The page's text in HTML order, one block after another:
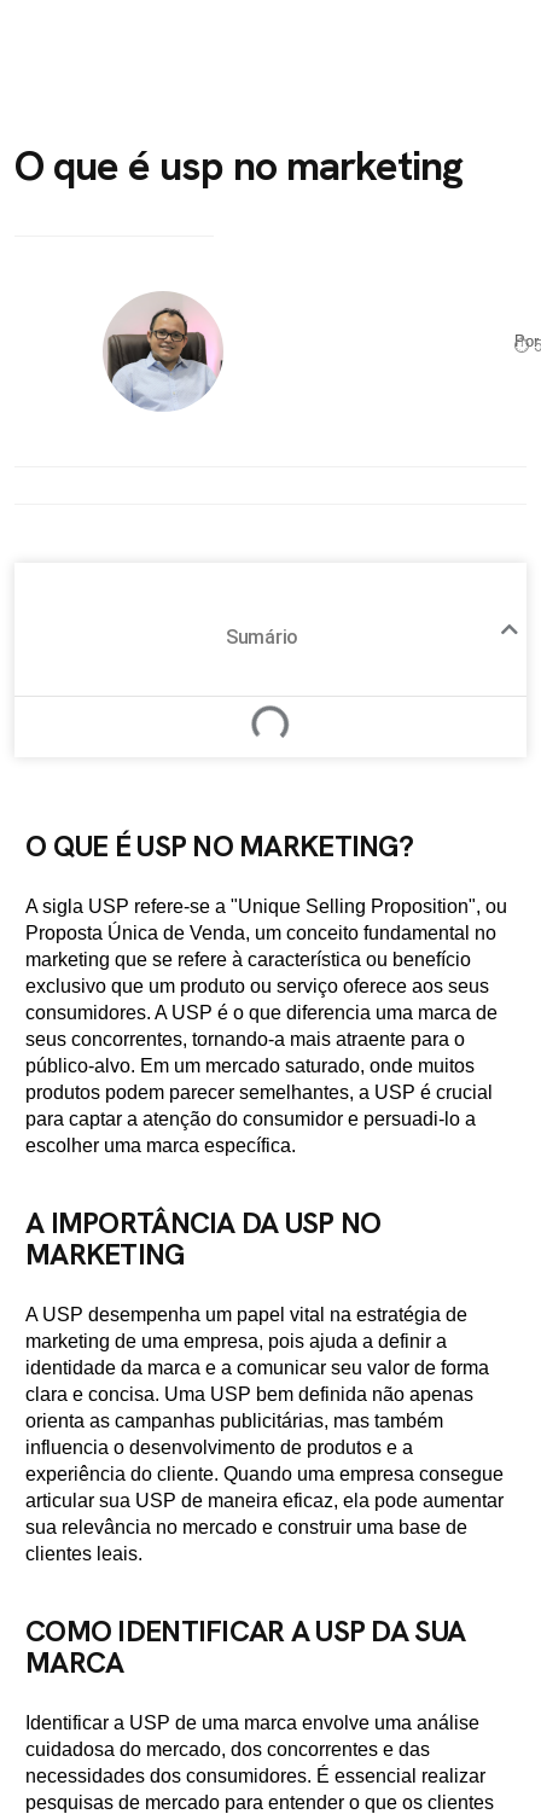
O que é usp no marketing
⏱
Sumário
O QUE É USP NO MARKETING?
A sigla USP refere-se a "Unique Selling Proposition", ou
Proposta Única de Venda, um conceito fundamental no
marketing que se refere à característica ou benefício
exclusivo que um produto ou serviço oferece aos seus
consumidores. A USP é o que diferencia uma marca de
seus concorrentes, tornando-a mais atraente para o
público-alvo. Em um mercado saturado, onde muitos
produtos podem parecer semelhantes, a USP é crucial
para captar a atenção do consumidor e persuadi-lo a
escolher uma marca específica.
A IMPORTÂNCIA DA USP NO
MARKETING
A USP desempenha um papel vital na estratégia de
marketing de uma empresa, pois ajuda a definir a
identidade da marca e a comunicar seu valor de forma
clara e concisa. Uma USP bem definida não apenas
orienta as campanhas publicitárias, mas também
influencia o desenvolvimento de produtos e a
experiência do cliente. Quando uma empresa consegue
articular sua USP de maneira eficaz, ela pode aumentar
sua relevância no mercado e construir uma base de
clientes leais.
COMO IDENTIFICAR A USP DA SUA
MARCA
Identificar a USP de uma marca envolve uma análise
cuidadosa do mercado, dos concorrentes e das
necessidades dos consumidores. É essencial realizar
pesquisas de mercado para entender o que os clientes